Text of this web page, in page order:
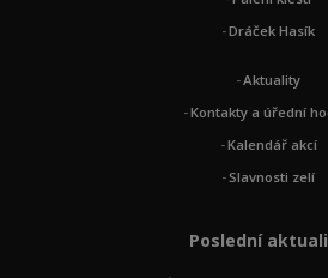
Dráček Hasík
Aktuality
Kontakty a úřední
Kalendář akcí
Slavnosti zelí
Poslední